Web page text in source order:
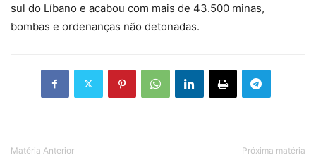
sul do Líbano e acabou com mais de 43.500 minas,
bombas e ordenanças não detonadas.
Matéria Anterior Próxima matéria